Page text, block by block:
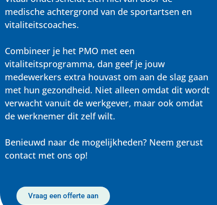
medische achtergrond van de sportartsen en
vitaliteitscoaches.
Combineer je het PMO met een
vitaliteitsprogramma, dan geef je jouw
medewerkers extra houvast om aan de slag gaan
met hun gezondheid. Niet alleen omdat dit wordt
verwacht vanuit de werkgever, maar ook omdat
de werknemer dit zelf wilt.
Benieuwd naar de mogelijkheden? Neem gerust
contact met ons op!
Vraag een offerte aan